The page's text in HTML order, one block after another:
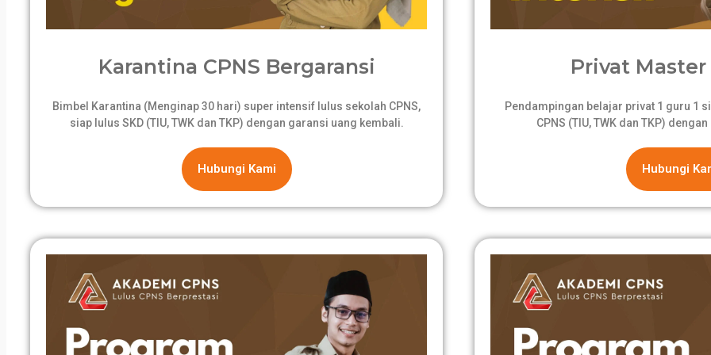
Karantina CPNS Bergaransi
Bimbel Karantina (Menginap 30 hari) super intensif lulus sekolah CPNS,
siap lulus SKD (TIU, TWK dan TKP) dengan garansi uang kembali.
Hubungi Kami
Privat
Pendampingan belajar privat 1 guru 1
CPNS (TIU, TWK dan TKP)
Hubungi